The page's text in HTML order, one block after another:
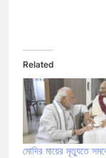
Related
মোদির মায়ের মৃত্যুতে